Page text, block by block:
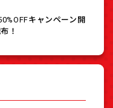
キャンペーン開
！